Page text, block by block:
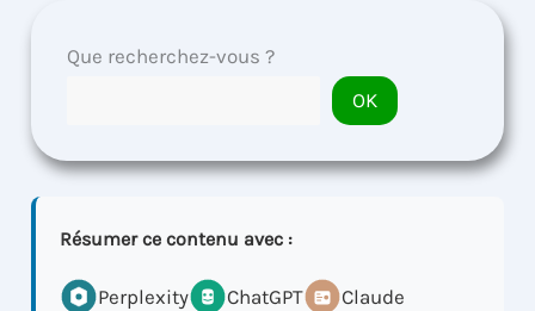
Que recherchez-vous ?
OK
Résumer ce contenu avec :
Perplexity ChatGPT
Claude